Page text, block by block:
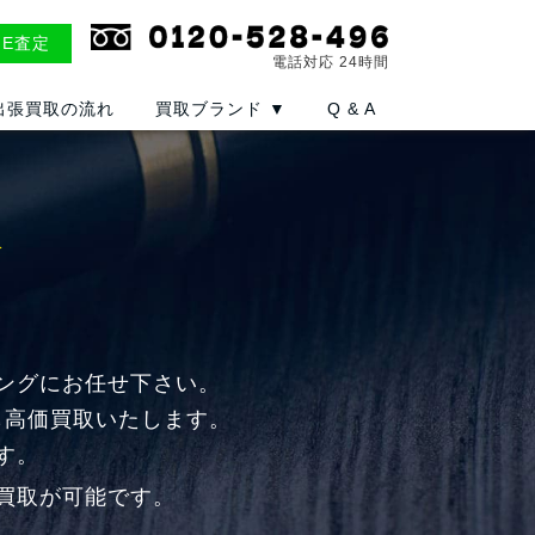
査定
電話対応 24時間
張買取の流れ 買取ブランド ▼ Q & A
にお任せ下さい。
価買取いたします。
。
取が可能です。